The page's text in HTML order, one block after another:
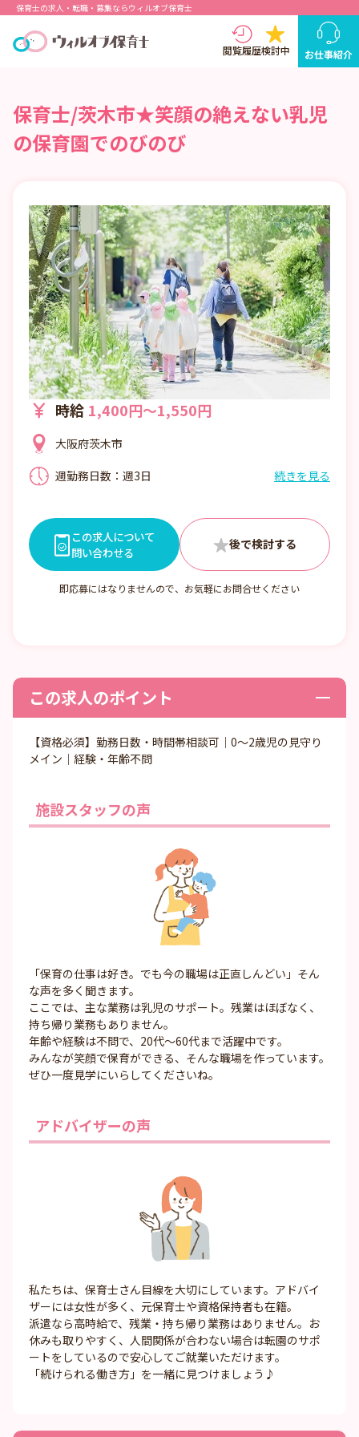
保育士の求人・転職・募集ならウィルオブ保育士
閲覧履歴検討中 お仕事紹介
保育士/茨木市★笑顔の絶えない乳児
の保育園でのびのび
時給 1,400円～1,550円
大阪府茨木市
週勤務日数：週3日
③12:00〜21:00 （休憩1:00）
■日数・曜日・時間帯相談可
続きを見る
この求人について
問い合わせる
即応募にはなりませんので、お気軽にお問合せください
この求人のポイント
【資格必須】勤務日数・時間帯相談可｜0～2歳児の見守り
メイン｜経験・年齢不問
施設スタッフの声
「保育の仕事は好き。でも今の職場は正直しんどい」そん
な声を多く聞きます。
ここでは、主な業務は乳児のサポート。残業はほぼなく、
持ち帰り業務もありません。
年齢や経験は不問で、20代～60代まで活躍中です。
みんなが笑顔で保育ができる、そんな職場を作っています。
ぜひ一度見学にいらしてくださいね。
アドバイザーの声
私たちは、保育士さん目線を大切にしています。アドバイ
ザーには女性が多く、元保育士や資格保持者も在籍。
派遣なら高時給で、残業・持ち帰り業務はありません。お
休みも取りやすく、人間関係が合わない場合は転園のサポ
ートをしているので安心してご就業いただけます。
「続けられる働き方」を一緒に見つけましょう♪